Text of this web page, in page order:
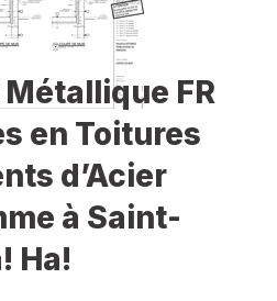
FR
en Toitures
d’Acier
à Saint-
Ha!